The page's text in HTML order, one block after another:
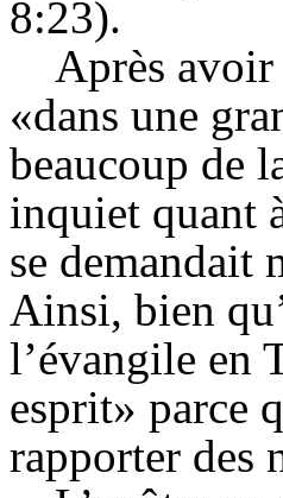
8:23).
Après
«dans une
beaucoup de
inquiet quant
se demandait
Ainsi, bien
l’évangile en
esprit» parce
rapporter des